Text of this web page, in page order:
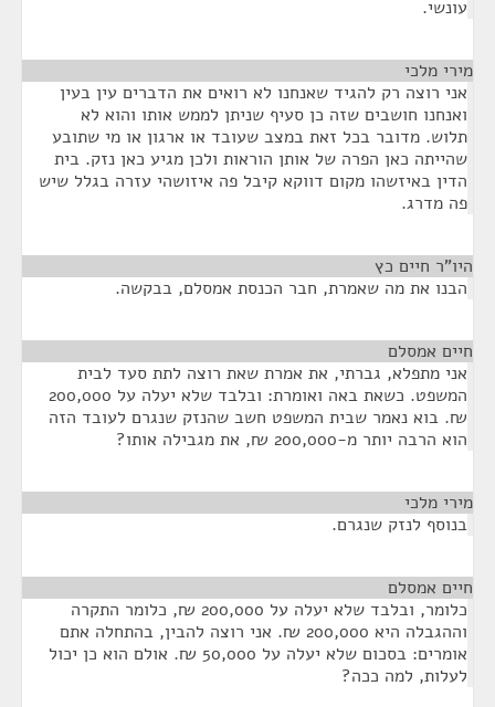
עונשי.
מירי מלכי
אני רוצה רק להגיד שאנחנו לא רואים את הדברים עין בעין
ואנחנו חושבים שזה כן סעיף שניתן לממש אותו והוא לא
תלוש. מדובר בכל זאת במצב שעובד או ארגון או מי שתובע
שהייתה כאן הפרה של אותן הוראות ולכן מגיע כאן נזק. בית
הדין באיזשהו מקום דווקא קיבל פה איזושהי עזרה בגלל שיש
פה מדרג.
היו"ר חיים כץ
הבנו את מה שאמרת, חבר הכנסת אמסלם, בבקשה.
חיים אמסלם
אני מתפלא, גברתי, את אמרת שאת רוצה לתת סעד לבית
המשפט. כשאת באה ואומרת: ובלבד שלא יעלה על 200,000
₪. בוא נאמר שבית המשפט חשב שהנזק שנגרם לעובד הזה
הוא הרבה יותר מ-200,000 ₪, את מגבילה אותו?
מירי מלכי
בנוסף לנזק שנגרם.
חיים אמסלם
כלומר, ובלבד שלא יעלה על 200,000 ₪, כלומר התקרה
וההגבלה היא 200,000 ₪. אני רוצה להבין, בהתחלה אתם
אומרים: בסכום שלא יעלה על 50,000 ₪. אולם הוא כן יכול
לעלות, למה ככה?